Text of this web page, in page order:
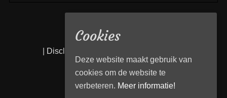
Disclaimer
Cookies
Deze website maakt gebruik van
cookies om de website te
verbeteren. Meer informatie!